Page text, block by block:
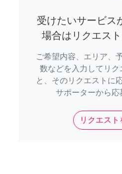
受けたいサービス
場合はリクエス
ご希望内容、エリア、
数などを入力してリク
と、そのリクエストに
サポーターから応
リクエスト